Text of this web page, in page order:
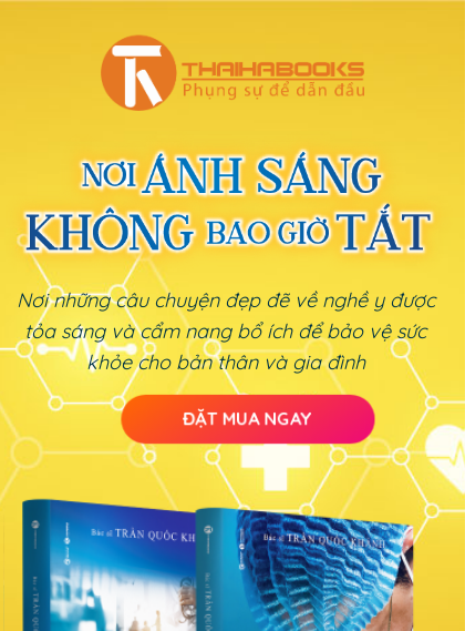
ĐẶT MUA NGAY
Nơi những câu chuyện đẹp đẽ về nghề y được
tỏa sáng và cẩm nang bổ ích để bảo vệ sức
khỏe cho bản thân và gia đình